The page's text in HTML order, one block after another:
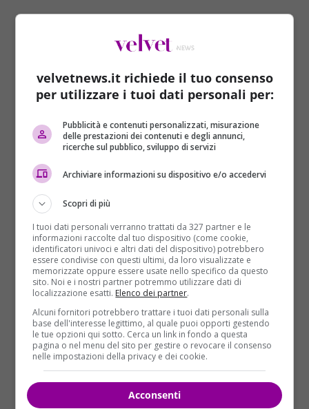
Tra questi ancheAndrea Bocelli, che Domenica 15
maggio, si è esibito cantando
Are Free
), brano tratto dalla colonna sonora deIl
Gladiatore, in presenza dell’intera Famiglia Reale. Il
tenore, unico artista italiano presente al gala, ha
riscosso grande successo ed ha ricevuto i
complimenti personali della Regina.È un grande onore
cantare per la gente, ma niente lo è di più che cantare
per la Regina, al Castello di Windsor, per il suo
novantesimo compleanno. Un enorme piacere
scrittoAndrea Bocellisui suoi profili social.
velvetnews.it richiede il tuo consenso
per utilizzare i tuoi dati personali per:
Pubblicità e contenuti personalizzati, misurazione
delle prestazioni dei contenuti e degli annunci,
ricerche sul pubblico, sviluppo di servizi
Archiviare informazioni su dispositivo e/o accedervi
Scopri di più
I tuoi dati personali verranno trattati da 327 partner e le
informazioni raccolte dal tuo dispositivo (come cookie,
identificatori univoci e altri dati del dispositivo) potrebbero
essere condivise con questi ultimi, da loro visualizzate e
memorizzate oppure essere usate nello specifico da questo
sito. Noi e i nostri partner potremmo utilizzare dati di
localizzazione esatti. Elenco dei partner.
Alcuni fornitori potrebbero trattare i tuoi dati personali sulla
base dell'interesse legittimo, al quale puoi opporti gestendo
le tue opzioni qui sotto. Cerca un link in fondo a questa
pagina o nel menu del sito per gestire o revocare il consenso
nelle impostazioni della privacy e dei cookie.
Acconsenti